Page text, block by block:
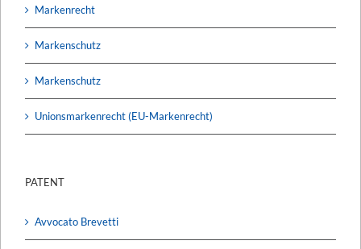
Markenrecht
Markenschutz
Markenschutz
Unionsmarkenrecht (EU-Markenrecht)
PATENT
Avvocato Brevetti